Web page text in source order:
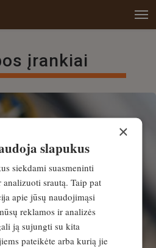
įrankiai
×
slapukus
siekdami suasmeninti
srautą. Taip pat
apie jūsų naudojimąsi
reklamos ir analizės
ją sujungti su kita
pateikėte arba kurią jie